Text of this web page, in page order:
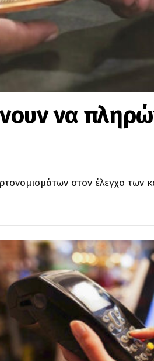
να
στον έλεγχο των